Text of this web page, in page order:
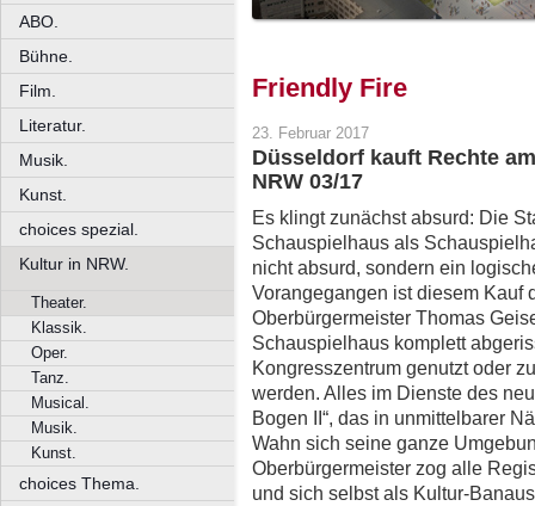
ABO.
Bühne.
Film.
Literatur.
Musik.
Kunst.
choices spezial.
Kultur in NRW.
Theater.
Klassik.
Oper.
Tanz.
Musical.
Musik.
Kunst.
choices Thema.
Friendly Fire
23. Februar 2017
Düsseldorf kauft Rechte
NRW 03/17
Es klingt zunächst absurd: Die
Schauspielhaus als
nicht absurd, sondern ein
Vorangegangen ist diesem Kauf
Oberbürgermeister Thomas
Schauspielhaus komplett
Kongresszentrum genutzt oder
werden. Alles im Dienste des
Bogen II“, das in unmittelbarer
Wahn sich seine ganze
Oberbürgermeister zog alle
und sich selbst als Kultur-